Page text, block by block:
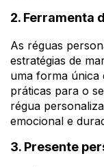
2. Ferramenta
As réguas
estratégias de
uma forma única
práticas para o
régua
emocional e
3. Presente